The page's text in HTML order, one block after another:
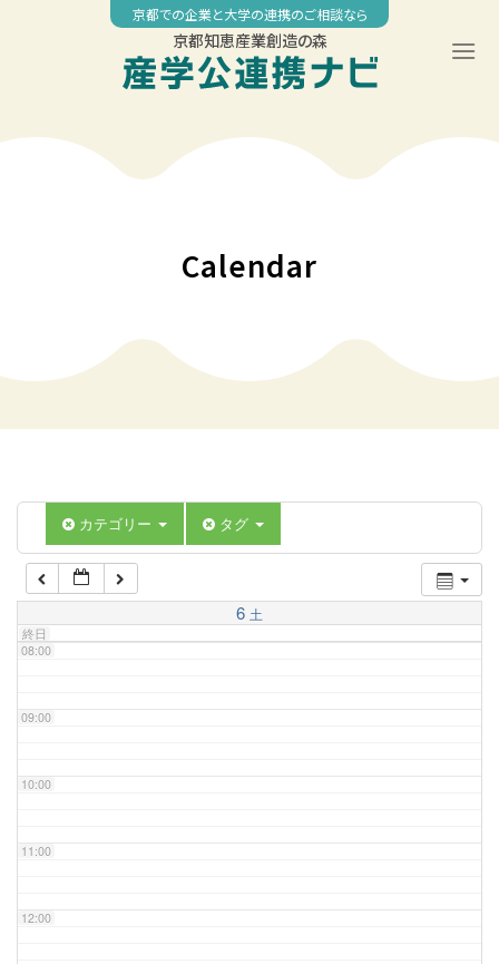
京都での企業と大学の連携のご相談なら
京都知恵産業創造の森
Calendar
カテゴリー タグ
6 土
終日
04:00
07:00
08:00
09:00
10:00
11:00
12:00